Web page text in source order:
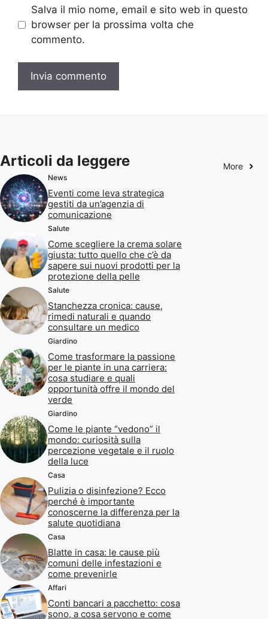
Salva il mio nome, email e sito web in questo
browser per la prossima volta che
commento.
Articoli da leggere More
News
Eventi come leva strategica
gestiti da un’agenzia di
comunicazione
Salute
Come scegliere la crema solare
giusta: tutto quello che c’è da
sapere sui nuovi prodotti per la
protezione della pelle
Salute
Stanchezza cronica: cause,
rimedi naturali e quando
consultare un medico
Giardino
Come trasformare la passione
per le piante in una carriera:
cosa studiare e quali
opportunità offre il mondo del
verde
Giardino
Come le piante “vedono” il
mondo: curiosità sulla
percezione vegetale e il ruolo
della luce
Casa
Pulizia o disinfezione? Ecco
perché è importante
conoscerne la differenza per la
salute quotidiana
Casa
Blatte in casa: le cause più
comuni delle infestazioni e
come prevenirle
Affari
Conti bancari a pacchetto: cosa
sono, a cosa servono e come